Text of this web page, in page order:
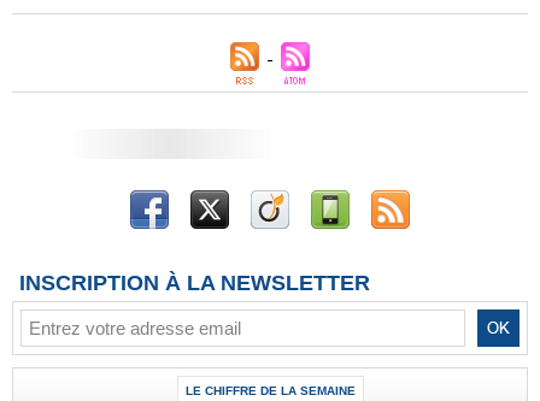
INSCRIPTION À LA NEWSLETTER
LE CHIFFRE DE LA SEMAINE